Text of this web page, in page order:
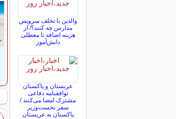
والدین با تخلف سرویس
مدارس چه کنند؟/ از
هزینه اضافه تا معطلی
دانش‌آموز
عربستان و پاکستان
توافقنامه دفاعی
مشترک امضا می‌کنند /
سفر نخست‌وزیر
پاکستان به عربستان